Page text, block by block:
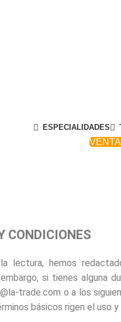
ESPECIALIDADES
CONDICIONES
lectura, hemos
si tienes alguna
trade.com o a los
básicos rigen el uso